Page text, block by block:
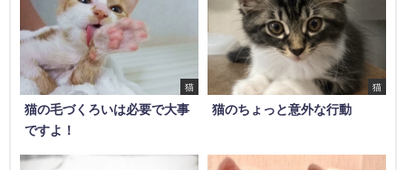
猫
猫の毛づくろいは必要で大事
ですよ！
猫
猫のちょっと意外な行動